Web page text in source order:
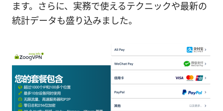
ます。さらに、実務で使えるテクニックや最新の
統計データも盛り込みました。